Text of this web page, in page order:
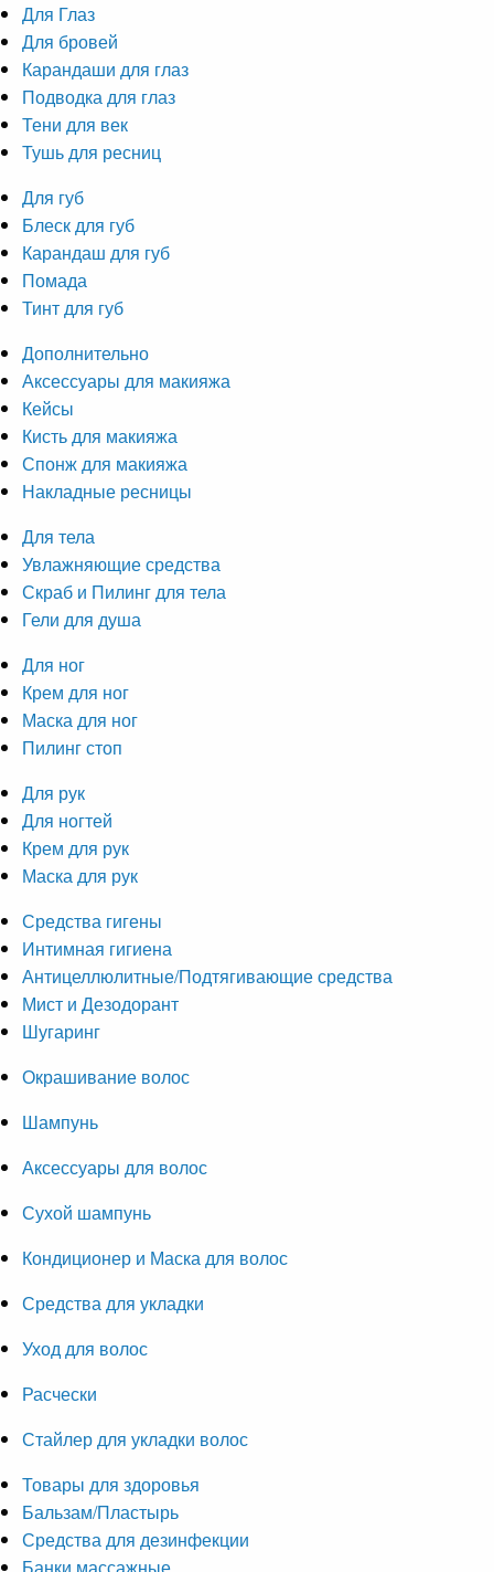
Для Глаз
Для бровей
Карандаши для глаз
Подводка для глаз
Тени для век
Тушь для ресниц
Для губ
Блеск для губ
Карандаш для губ
Помада
Тинт для губ
Дополнительно
Аксессуары для макияжа
Кейсы
Кисть для макияжа
Спонж для макияжа
Накладные ресницы
Для тела
Увлажняющие средства
Скраб и Пилинг для тела
Гели для душа
Для ног
Крем для ног
Маска для ног
Пилинг стоп
Для рук
Для ногтей
Крем для рук
Маска для рук
Средства гигены
Интимная гигиена
Антицеллюлитные/Подтягивающие средства
Мист и Дезодорант
Шугаринг
Окрашивание волос
Шампунь
Аксессуары для волос
Сухой шампунь
Кондиционер и Маска для волос
Средства для укладки
Уход для волос
Расчески
Стайлер для укладки волос
Товары для здоровья
Бальзам/Пластырь
Средства для дезинфекции